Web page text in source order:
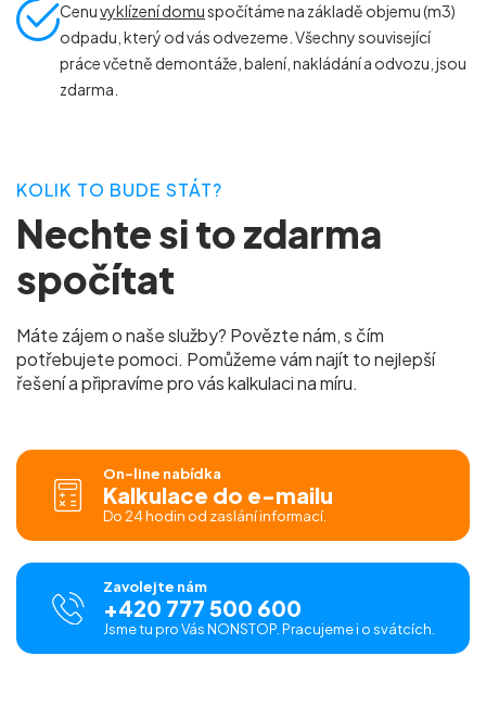
Cenuvyklízení domuspočítáme na základě objemu (m3)
odpadu, který od vás odvezeme. Všechny související
práce včetně demontáže, balení, nakládání a odvozu, jsou
zdarma.
KOLIK TO BUDE STÁT?
Nechte si to zdarma
spočítat
Máte zájem o naše služby? Povězte nám, s čím
potřebujete pomoci. Pomůžeme vám najít to nejlepší
řešení a připravíme pro vás kalkulaci na míru.
On-line nabídka
Kalkulace do e-mailu
Do 24 hodin od zaslání informací.
Zavolejte nám
+420 777 500 600
Jsme tu pro Vás NONSTOP. Pracujeme i o svátcích.